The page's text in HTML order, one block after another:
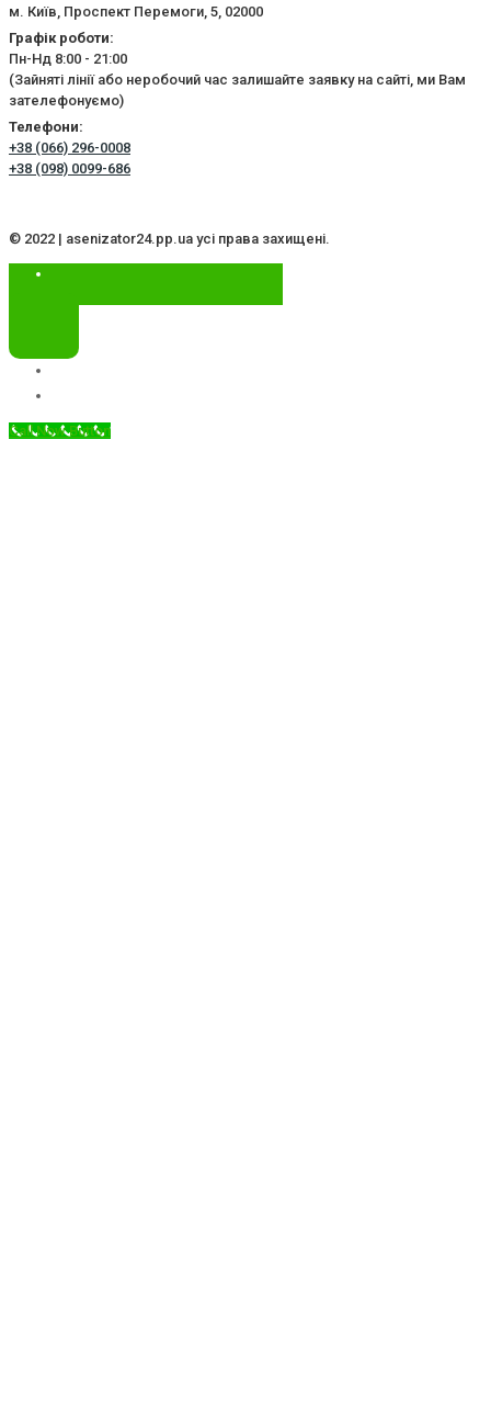
м. Київ, Проспект Перемоги, 5, 02000
Графік роботи:
Пн-Нд 8:00 - 21:00
(Зайняті лінії або неробочий час залишайте заявку на сайті, ми Вам
зателефонуємо)
Телефони:
+38 (066) 296-0008
+38 (098) 0099-686
© 2022 | asenizator24.pp.ua усі права захищені.
Call Now Button